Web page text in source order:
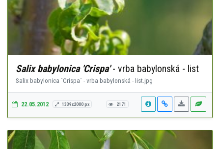
Salix babylonica 'Crispa'- vrba babylonská - list
Salix babylonica ´Crispa´ - vrba babylonská - list.jpg
22.05.2012 1339x2000 px 2171